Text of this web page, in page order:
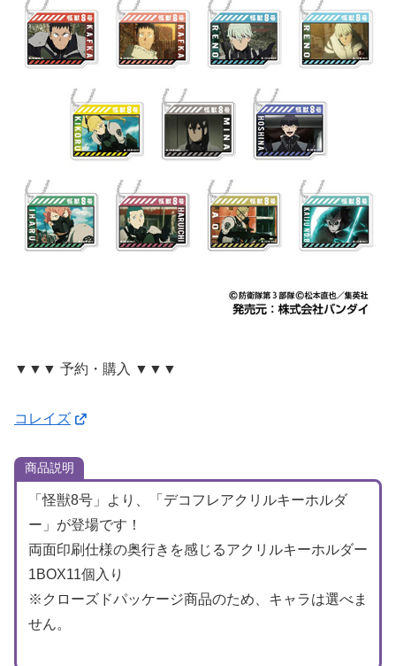
▼▼▼ 予約・購入 ▼▼▼
コレイズ
商品説明
「怪獣8号」より、「デコフレアクリルキーホルダ
ー」が登場です！
両面印刷仕様の奥行きを感じるアクリルキーホルダー
1BOX11個入り
※クローズドパッケージ商品のため、キャラは選べま
せん。